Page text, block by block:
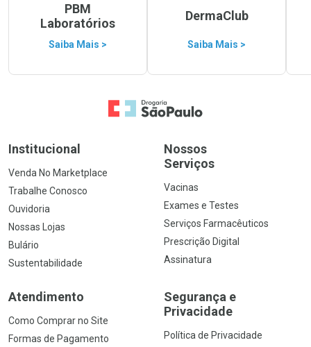
PBM
Laboratórios
Saiba Mais >
DermaClub
Saiba Mais >
Ir para a Home
Institucional
Venda No Marketplace
Trabalhe Conosco
Ouvidoria
Nossas Lojas
Bulário
Sustentabilidade
Nossos
Serviços
Vacinas
Exames e Testes
Serviços Farmacêuticos
Prescrição Digital
Assinatura
Atendimento
Como Comprar no Site
Formas de Pagamento
Segurança e
Privacidade
Política de Privacidade